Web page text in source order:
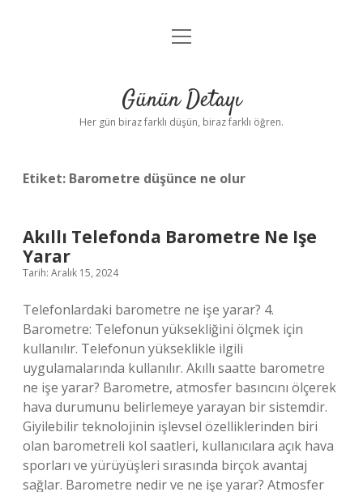
Anasayfa
Yasal Uyarı
menüyü
Günün Detayı
Her gün biraz farklı düşün, biraz farklı öğren.
Etiket: Barometre düşünce ne olur
Akıllı Telefonda Barometre Ne Işe
Yarar
Tarih: Aralık 15, 2024
Telefonlardaki barometre ne işe yarar? 4.
Barometre: Telefonun yüksekliğini ölçmek için
kullanılır. Telefonun yükseklikle ilgili
uygulamalarında kullanılır. Akıllı saatte barometre
ne işe yarar? Barometre, atmosfer basıncını ölçerek
hava durumunu belirlemeye yarayan bir sistemdir.
Giyilebilir teknolojinin işlevsel özelliklerinden biri
olan barometreli kol saatleri, kullanıcılara açık hava
sporları ve yürüyüşleri sırasında birçok avantaj
sağlar. Barometre nedir ve ne işe yarar? Atmosfer